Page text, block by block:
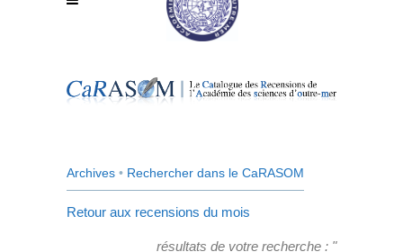
Archives • Rechercher dans le CaRASOM
Retour aux recensions du mois
résultats de votre recherche : "